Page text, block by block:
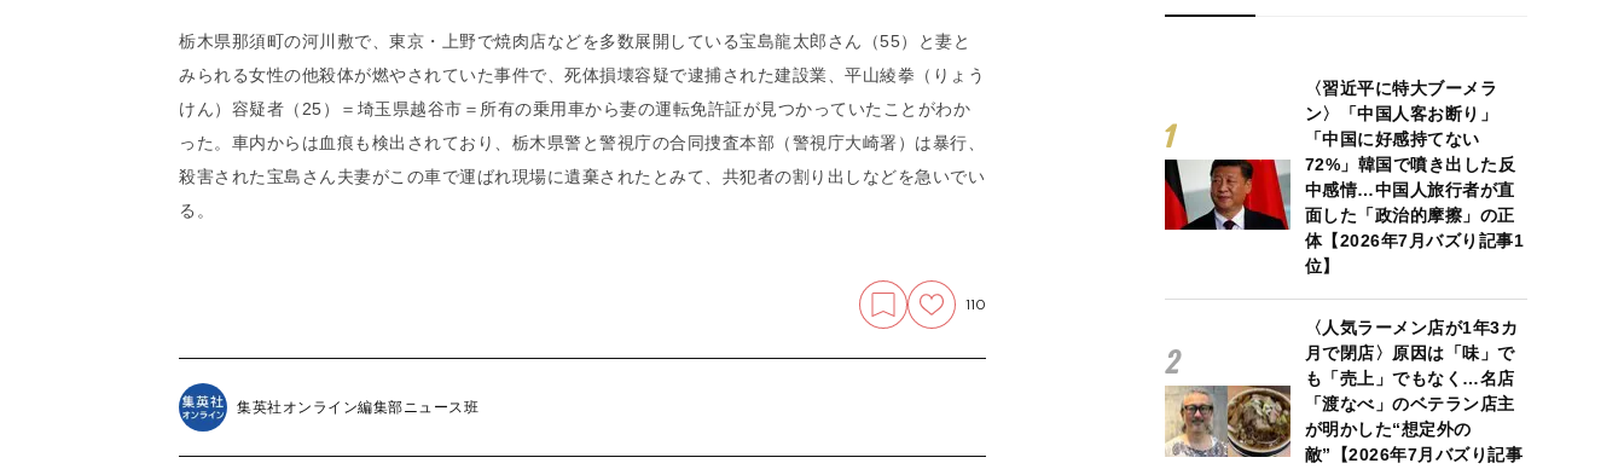
栃木県那須町の河川敷で、東京・上野で焼肉店などを多数展開している宝島龍太郎さん（55）と妻と
みられる女性の他殺体が燃やされていた事件で、死体損壊容疑で逮捕された建設業、平山綾拳（りょう
けん）容疑者（25）＝埼玉県越谷市＝所有の乗用車から妻の運転免許証が見つかっていたことがわか
った。車内からは血痕も検出されており、栃木県警と警視庁の合同捜査本部（警視庁大崎署）は暴行、
殺害された宝島さん夫妻がこの車で運ばれ現場に遺棄されたとみて、共犯者の割り出しなどを急いでい
る。
110
集英社オンライン編集部ニュース班
〈習近平に特大ブーメラ
ン〉「中国人客お断り」
「中国に好感持てない
72%」韓国で噴き出した反
中感情…中国人旅行者が直
面した「政治的摩擦」の正
体【2026年7月バズり記事1
位】
〈人気ラーメン店が1年3カ
月で閉店〉原因は「味」で
も「売上」でもなく…名店
「渡なべ」のベテラン店主
が明かした“想定外の
敵”【2026年7月バズり記事